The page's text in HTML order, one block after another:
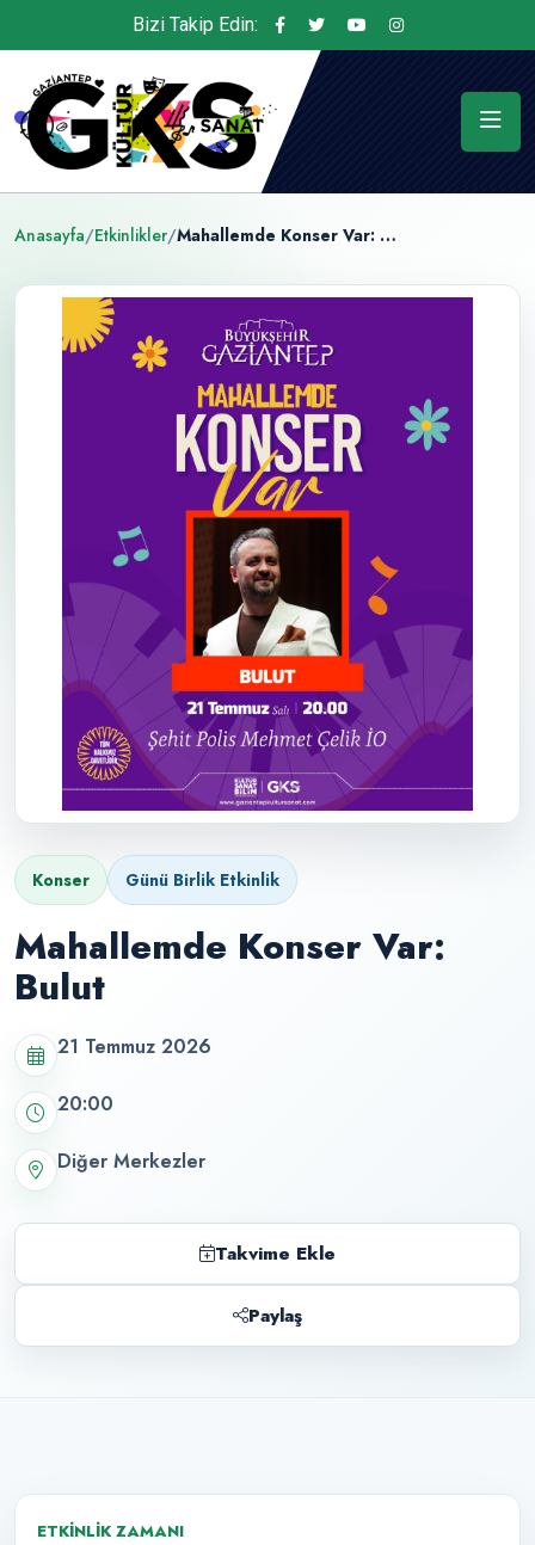
Bizi Takip Edin:
Anasayfa/Etkinlikler/ Mahallemde Konser Var: Bulut
Konser Günü Birlik Etkinlik
Mahallemde Konser Var:
Bulut
21 Temmuz 2026
20:00
Diğer Merkezler
Takvime Ekle
Paylaş
ETKINLIK ZAMANI